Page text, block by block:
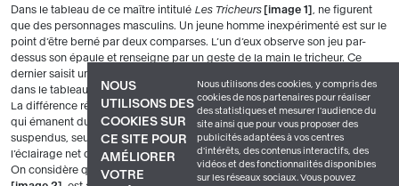
NOUS
UTILISONS DES
COOKIES SUR
CE SITE POUR
AMÉLIORER
VOTRE
Nous utilisons des cookies, y compris des
cookies de nos partenaires pour réaliser
des statistiques et mesurer l'audience du
site ainsi que pour vous proposer des
publicités adaptées à vos centres
d'intérêts, des contenus interactifs, des
vidéos et des fonctionnalités disponibles
sur les réseaux sociaux. Vous pouvez
Dans le tableau de ce maître intitulé Les Tricheurs image 1
, ne figurent
que des personnages masculins. Un jeune homme inexpérimenté est sur le
point d’être berné par deux comparses. L’un d’eux observe son jeu par-
dessus son épaule et renseigne par un geste de la main le tricheur. Ce
dernier saisit une carte cachée dans sa ceinture, motif repris par La Tour
dans le tableau du Louvre.
La différence réside dans l’immobilité et le sentiment d’attente silencieuse
qui émanent du tableau de Georges de La Tour. Les gestes sont
suspendus, seul le jeu des regards crée l’action. Le fond neutre et
l’éclairage net donnent un aspect artificiel et théâtral.
On considère qu’une toile semblable de La Tour,Le Tricheur à l’as de trèfle